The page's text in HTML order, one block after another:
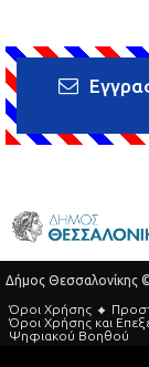
Δήμος Θεσσαλονίκης
Όροι Χρήσης
Όροι Xρήσης και
Ψηφιακού Βοηθού